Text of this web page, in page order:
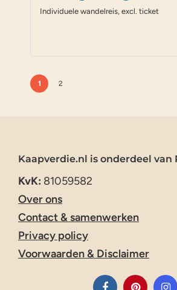
Individuele wandelreis, excl. ticket
1 2
Kaapverdie.nl is onderdeel van
KvK: 81059582
Over ons
Contact & samenwerken
Privacy policy
Voorwaarden & Disclaimer